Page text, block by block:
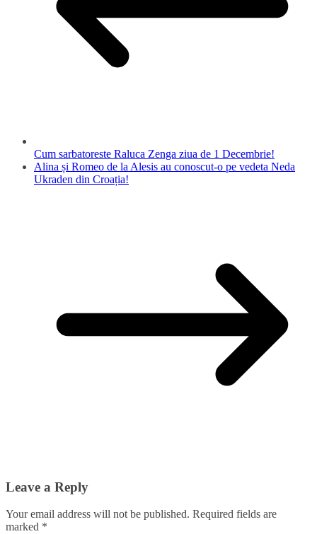
Cum sarbatoreste Raluca Zenga ziua de 1 Decembrie!
Alina și Romeo de la Alesis au conoscut-o pe vedeta Neda
Ukraden din Croația!
Leave a Reply
Your email address will not be published. Required fields are
marked *